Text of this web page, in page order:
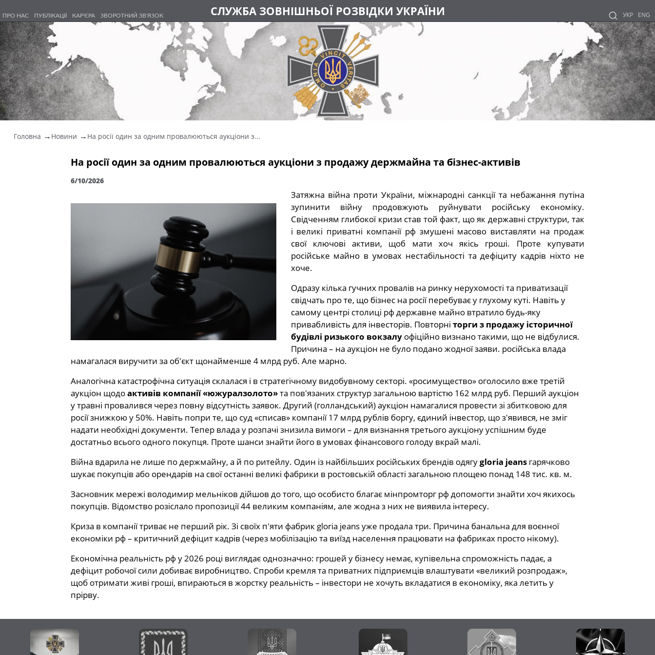
СЛУЖБА ЗОВНІШНЬОЇ РОЗВІДКИ УКРАЇНИ
ПРО НАС ПУБЛІКАЦІЇ КАР'ЄРА ЗВОРОТНИЙ ЗВ'ЯЗОК УКР ENG
Головна Новини На росії один за одним провалюються аукціони з...
На росії один за одним провалюються аукціони з продажу держмайна та бізнес-активів
6/10/2026
Затяжна війна проти України, міжнародні санкції та небажання путіна
зупинити війну продовжують руйнувати російську економіку.
Свідченням глибокої кризи став той факт, що як державні структури, так
і великі приватні компанії рф змушені масово виставляти на продаж
свої ключові активи, щоб мати хоч якісь гроші. Проте купувати
російське майно в умовах нестабільності та дефіциту кадрів ніхто не
хоче.
Одразу кілька гучних провалів на ринку нерухомості та приватизації
свідчать про те, що бізнес на росії перебуває у глухому куті. Навіть у
самому центрі столиці рф державне майно втратило будь-яку
привабливість для інвесторів. Повторні торги з продажу історичної
будівлі ризького вокзалу офіційно визнано такими, що не відбулися.
Причина – на аукціон не було подано жодної заяви. російська влада
намагалася виручити за об'єкт щонайменше 4 млрд руб. Але марно.
Аналогічна катастрофічна ситуація склалася і в стратегічному видобувному секторі. «росимущество» оголосило вже третій
аукціон щодоактивів компанії «южуралзолото»та пов'язаних структур загальною вартістю 162 млрд руб. Перший аукціон
у травні провалився через повну відсутність заявок. Другий (голландський) аукціон намагалися провести зі збитковою для
росії знижкою у 50%. Навіть попри те, що суд «списав» компанії 17 млрд рублів боргу, єдиний інвестор, що з'явився, не зміг
надати необхідні документи. Тепер влада у розпачі знизила вимоги – для визнання третього аукціону успішним буде
достатньо всього одного покупця. Проте шанси знайти його в умовах фінансового голоду вкрай малі.
Війна вдарила не лише по держмайну, а й по ритейлу. Один із найбільших російських брендів одягуgloria jeans гарячково
шукає покупців або орендарів на свої останні великі фабрики в ростовській області загальною площею понад 148 тис. кв. м.
Засновник мережі володимир мельніков дійшов до того, що особисто благає мінпромторг рф допомогти знайти хоч якихось
покупців. Відомство розіслало пропозиції 44 великим компаніям, але жодна з них не виявила інтересу.
Криза в компанії триває не перший рік. Зі своїх п'яти фабрик gloria jeans уже продала три. Причина банальна для воєнної
економіки рф – критичний дефіцит кадрів (через мобілізацію та виїзд населення працювати на фабриках просто нікому).
Економічна реальність рф у 2026 році виглядає однозначно: грошей у бізнесу немає, купівельна спроможність падає, а
дефіцит робочої сили добиває виробництво. Спроби кремля та приватних підприємців влаштувати «великий розпродаж»,
щоб отримати живі гроші, впираються в жорстку реальність – інвестори не хочуть вкладатися в економіку, яка летить у
прірву.